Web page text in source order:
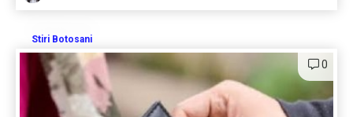
Stiri Botosani
0